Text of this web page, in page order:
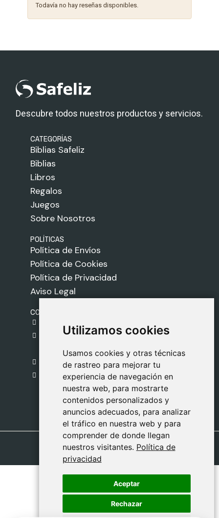
Utilizamos cookies
Usamos cookies y otras técnicas
de rastreo para mejorar tu
experiencia de navegación en
nuestra web, para mostrarte
contenidos personalizados y
anuncios adecuados, para analizar
el tráfico en nuestra web y para
comprender de donde llegan
nuestros visitantes. Política de
privacidad
Aceptar
Rechazar
Utilizamos cookies
Usamos cookies y otras técnicas
de rastreo para mejorar tu
experiencia de navegación en
nuestra web, para mostrarte
contenidos personalizados y
anuncios adecuados, para analizar
el tráfico en nuestra web y para
comprender de donde llegan
nuestros visitantes. Política de
privacidad
Aceptar
Rechazar
Todavía no hay reseñas disponibles.
Descubre todos nuestros productos y servicios.
CATEGORÍAS
Biblias Safeliz
Biblias
Libros
Regalos
Juegos
Sobre Nosotros
POLÍTICAS
Política de Envíos
Política de Cookies
Política de Privacidad
Aviso Legal
CONTACTO
C. del Pradillo, 6, 28770 Colmenar Viejo,
Madrid
918 459 877
Lunes a Viernes
09:00 - 13:00